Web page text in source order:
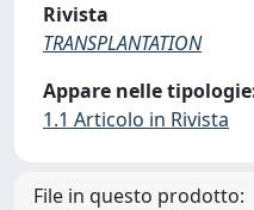
Rivista
TRANSPLANTATION
Appare nelle
1.1 Articolo in Rivista
File in questo prodotto: